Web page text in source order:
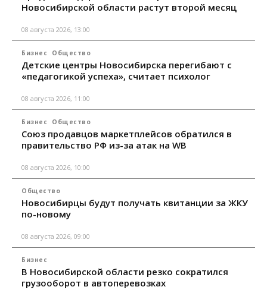
Новосибирской области растут второй месяц
08 августа 2026, 13:00
Бизнес Общество
Детские центры Новосибирска перегибают с
«педагогикой успеха», считает психолог
08 августа 2026, 11:00
Бизнес Общество
Союз продавцов маркетплейсов обратился в
правительство РФ из-за атак на WB
08 августа 2026, 10:00
Общество
Новосибирцы будут получать квитанции за ЖКУ
по-новому
08 августа 2026, 09:00
Бизнес
В Новосибирской области резко сократился
грузооборот в автоперевозках